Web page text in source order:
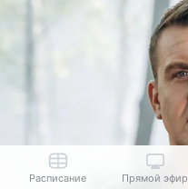
Расписание Прямой эфир